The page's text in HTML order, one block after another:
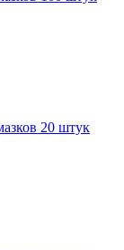
20 штук